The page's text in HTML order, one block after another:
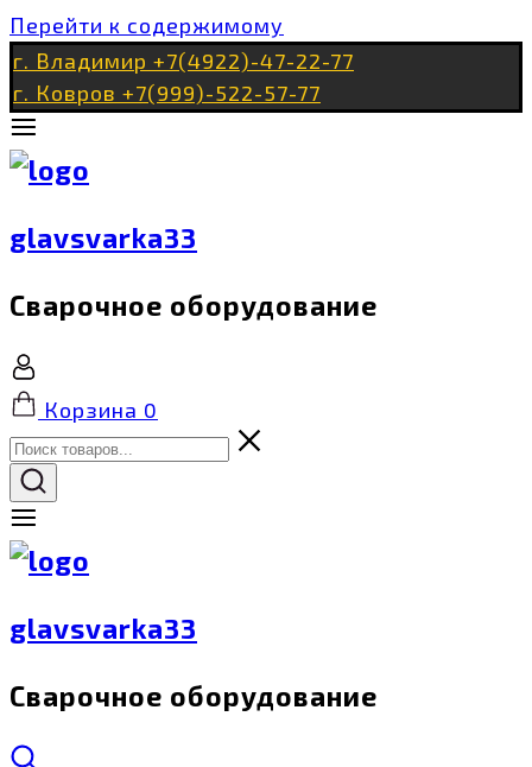
Перейти к содержимому
г. Владимир +7(4922)-47-22-77
г. Ковров +7(999)-522-57-77
glavsvarka33
Сварочное оборудование
Корзина 0
glavsvarka33
Сварочное оборудование